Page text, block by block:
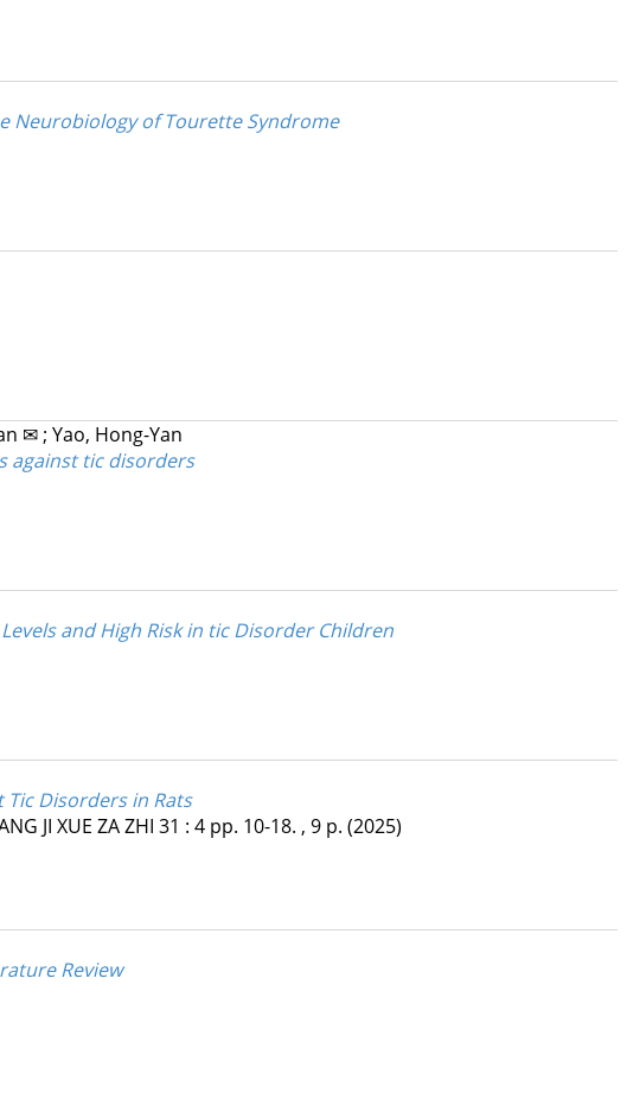
Neurobiology of Tourette Syndrome
✉; Yao, Hong-Yan
against tic disorders
and High Risk in tic Disorder Children
Tic Disorders in Rats
JI XUE ZA ZHI 31 : 4 pp. 10-18. , 9 p. (2025)
Review